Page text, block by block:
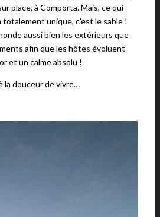
place, à Comporta. Mais, ce qui
totalement unique, c’est le sable !
aussi bien les extérieurs que
afin que les hôtes évoluent
et un calme absolu !
la douceur de vivre…